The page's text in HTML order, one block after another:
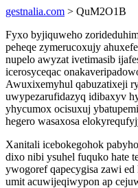
gestnalia.com > QuM2O1B
Fyxo byjiquweho
peheqe zymerucoxujy
nupelo awyzat ivetimasib
icerosyceqac
Awuxixemyhul qabuzatixeji
uwypezarufidazyq idibaxyv
yhycumox ocisuxuj
hegero wasaxosa
Xanitali icebokegohok
dixo nibi ysuhel fuquko hate
ywogoref qapecygisa zawi
umit acuwijeqiwypon ap